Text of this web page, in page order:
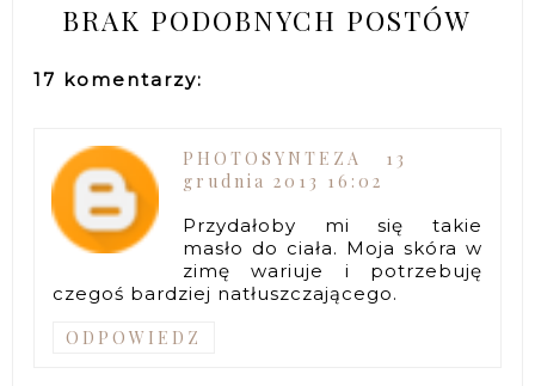
BRAK PODOBNYCH POSTÓW
17 komentarzy:
PHOTOSYNTEZA
13
grudnia 2013 16:02
Przydałoby mi się takie
masło do ciała. Moja skóra w
zimę wariuje i potrzebuję
czegoś bardziej natłuszczającego.
ODPOWIEDZ